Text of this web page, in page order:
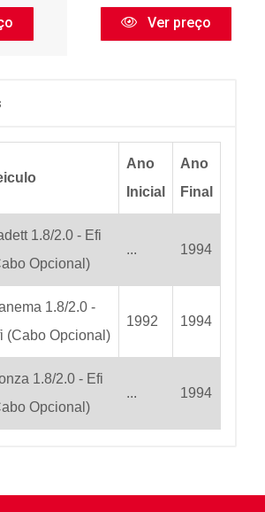
Ver preço
Ano
Inicial
Ano
Final
1.8/2.0 - Efi
Opcional)
... 1994
1.8/2.0 -
(Cabo Opcional)
1992 1994
1.8/2.0 - Efi
Opcional)
... 1994